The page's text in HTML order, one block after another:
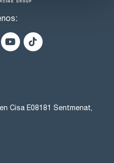
Cisa E08181 Sentmenat,